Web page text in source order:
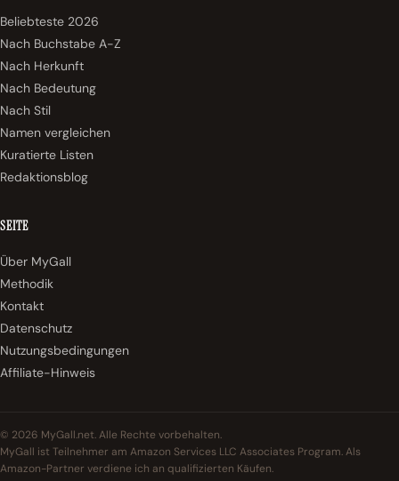
Beliebteste 2026
Nach Buchstabe A-Z
Nach Herkunft
Nach Bedeutung
Nach Stil
Namen vergleichen
Kuratierte Listen
Redaktionsblog
SEITE
Über MyGall
Methodik
Kontakt
Datenschutz
Nutzungsbedingungen
Affiliate-Hinweis
© 2026 MyGall.net. Alle Rechte vorbehalten.
MyGall ist Teilnehmer am Amazon Services LLC Associates Program. Als
Amazon-Partner verdiene ich an qualifizierten Käufen.